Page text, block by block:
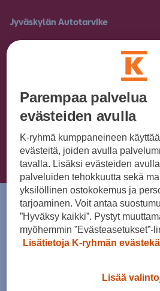
Jyväskylän Autotarvike
Yhteystiedot.
huoltoasioissa.
Asiantuntijamme
Tervetuloa
Parempaa palvelua
evästeiden avulla
K-ryhmä kumppaneineen
evästeitä, joiden avulla
tavalla. Lisäksi evästeiden
palveluiden tehokkuutta sekä
yksilöllinen ostokokemus ja
tarjoaminen. Voit antaa
”Hyväksy kaikki”. Pystyt
myöhemmin ”Evästeasetukset”-
Lisätietoja K-ryhmän
Lisää